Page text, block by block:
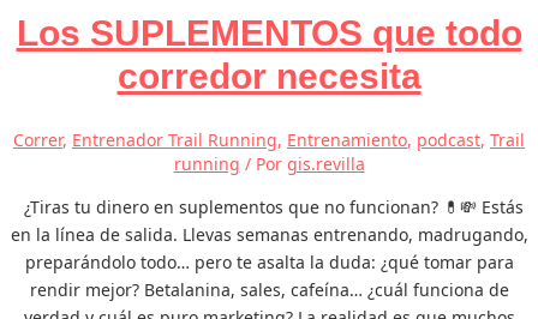
Los SUPLEMENTOS que todo
corredor necesita
Correr, Entrenador Trail Running, Entrenamiento, podcast, Trail
running / Por gis.revilla
¿Tiras tu dinero en suplementos que no funcionan? 💊💸 Estás
en la línea de salida. Llevas semanas entrenando, madrugando,
preparándolo todo… pero te asalta la duda: ¿qué tomar para
rendir mejor? Betalanina, sales, cafeína… ¿cuál funciona de